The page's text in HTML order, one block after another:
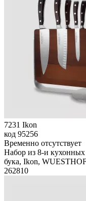
7231 Ikon
код 95256
Временно отсутствует
Набор из 8-и
бука, Ikon,
262810